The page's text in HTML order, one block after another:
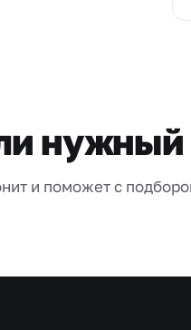
нужный
и поможет с